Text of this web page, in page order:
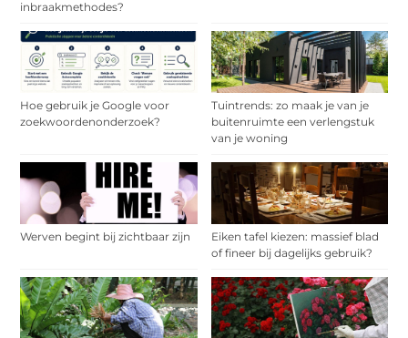
inbraakmethodes?
Hoe gebruik je Google voor
zoekwoordenonderzoek?
Tuintrends: zo maak je van je
buitenruimte een verlengstuk
van je woning
Werven begint bij zichtbaar zijn
Eiken tafel kiezen: massief blad
of fineer bij dagelijks gebruik?